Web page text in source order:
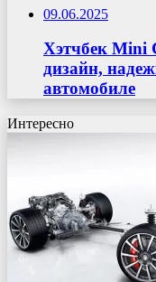
09.06.2025
Хэтчбек Mini
дизайн,
автомобиле
Интересно